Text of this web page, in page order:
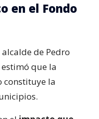
en el Fondo
de Pedro
estimó que la
constituye la